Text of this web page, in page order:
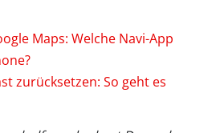
Maps: Welche Navi-App
zurücksetzen: So geht es